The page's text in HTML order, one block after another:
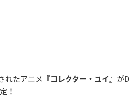
れたアニメ 『コレクター・ユイ』 がD
！